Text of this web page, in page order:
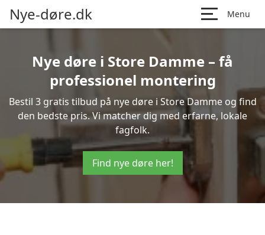
Nye-døre.dk Menu
Nye døre i Store Damme – få
professionel montering
Bestil 3 gratis tilbud på nye døre i Store Damme og find
den bedste pris. Vi matcher dig med erfarne, lokale
fagfolk.
Find nye døre her!